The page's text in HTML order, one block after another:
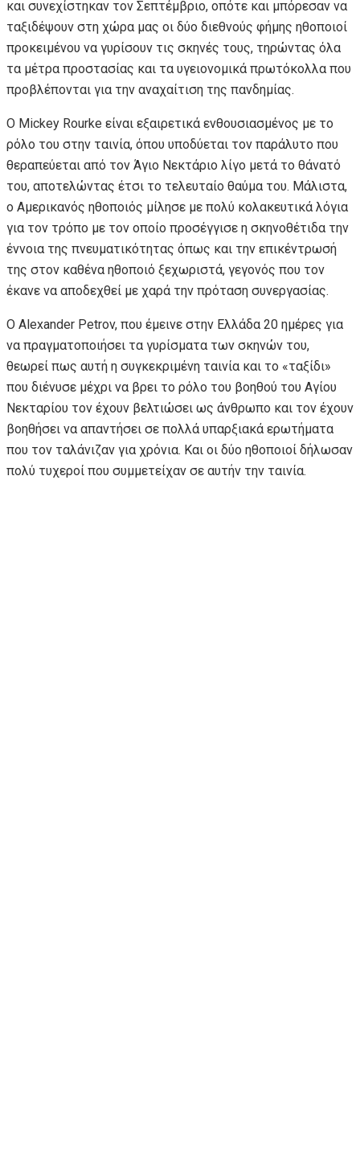
και συνεχίστηκαν τον Σεπτέμβριο, οπότε και μπόρεσαν να
ταξιδέψουν στη χώρα μας οι δύο διεθνούς φήμης ηθοποιοί
προκειμένου να γυρίσουν τις σκηνές τους, τηρώντας όλα
τα μέτρα προστασίας και τα υγειονομικά πρωτόκολλα που
προβλέπονται για την αναχαίτιση της πανδημίας.
Ο Mickey Rourke είναι εξαιρετικά ενθουσιασμένος με το
ρόλο του στην ταινία, όπου υποδύεται τον παράλυτο που
θεραπεύεται από τον Άγιο Νεκτάριο λίγο μετά το θάνατό
του, αποτελώντας έτσι το τελευταίο θαύμα του. Μάλιστα,
ο Αμερικανός ηθοποιός μίλησε με πολύ κολακευτικά λόγια
για τον τρόπο με τον οποίο προσέγγισε η σκηνοθέτιδα την
έννοια της πνευματικότητας όπως και την επικέντρωσή
της στον καθένα ηθοποιό ξεχωριστά, γεγονός που τον
έκανε να αποδεχθεί με χαρά την πρόταση συνεργασίας.
Ο Alexander Petrov, που έμεινε στην Ελλάδα 20 ημέρες για
να πραγματοποιήσει τα γυρίσματα των σκηνών του,
θεωρεί πως αυτή η συγκεκριμένη ταινία και το «ταξίδι»
που διένυσε μέχρι να βρει το ρόλο του βοηθού του Αγίου
Νεκταρίου τον έχουν βελτιώσει ως άνθρωπο και τον έχουν
βοηθήσει να απαντήσει σε πολλά υπαρξιακά ερωτήματα
που τον ταλάνιζαν για χρόνια. Και οι δύο ηθοποιοί δήλωσαν
πολύ τυχεροί που συμμετείχαν σε αυτήν την ταινία.